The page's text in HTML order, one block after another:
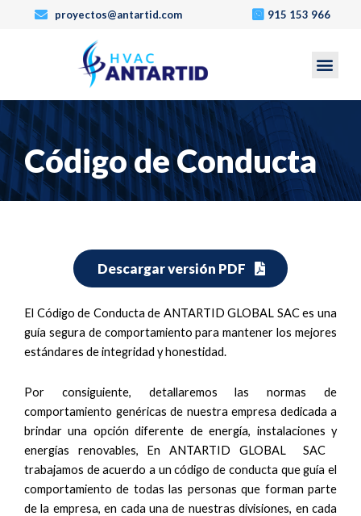
proyectos@antartid.com 915 153 966
Código de Conducta
Descargar versión PDF
El Código de Conducta de ANTARTID GLOBAL SAC es una
guía segura de comportamiento para mantener los mejores
estándares de integridad y honestidad.
Por consiguiente, detallaremos las normas de
comportamiento genéricas de nuestra empresa dedicada a
brindar una opción diferente de energía, instalaciones y
energías renovables, En ANTARTID GLOBAL SAC
trabajamos de acuerdo a un código de conducta que guía el
comportamiento de todas las personas que forman parte
de la empresa, en cada una de nuestras divisiones, en cada